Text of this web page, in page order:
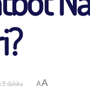
dakika AA